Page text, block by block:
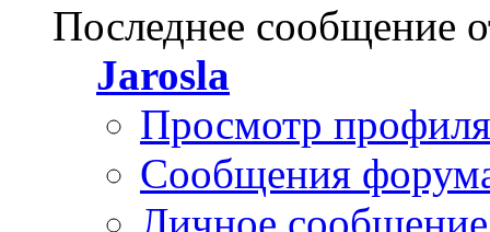
Последнее сообщение
Jarosla
Просмотр профиля
Сообщения
Личное сообщение